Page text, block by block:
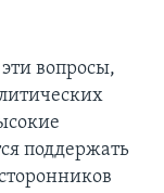
вопросы,
поддержать